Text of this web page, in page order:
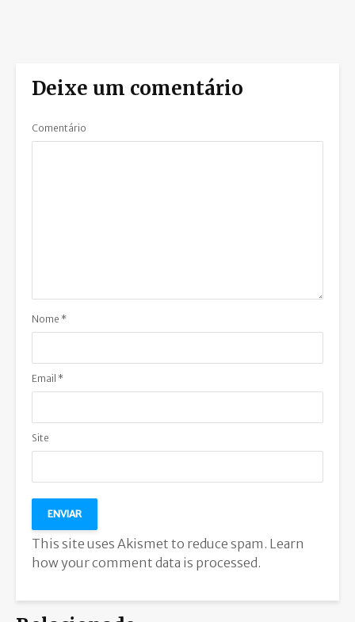
Deixe um comentário
Comentário
Nome *
Email *
Site
This site uses Akismet to reduce spam. Learn
how your comment data is processed.